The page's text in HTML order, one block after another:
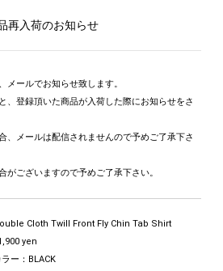
再入荷のお知らせ
メールでお知らせ致します。
、登録頂いた商品が入荷した際にお知らせをさ
、メールは配信されませんので予めご了承下さ
がございますので予めご了承下さい。
Cloth Twill Front Fly Chin Tab Shirt
yen
ラー：BLACK